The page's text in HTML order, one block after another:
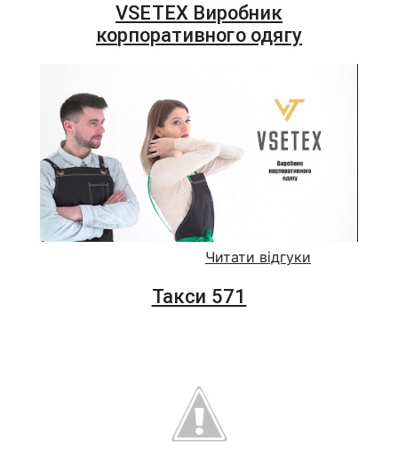
VSETEX Виробник
корпоративного одягу
Читати відгуки
Такси 571